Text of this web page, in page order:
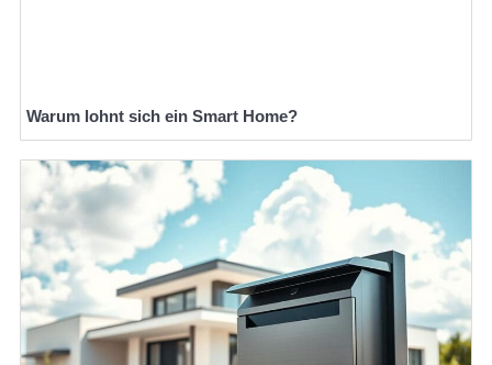
Warum lohnt sich ein Smart Home?